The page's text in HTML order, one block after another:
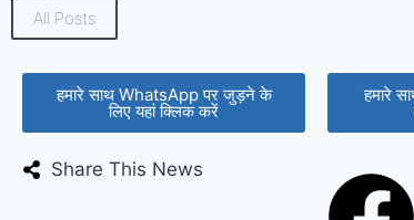
All Posts
हमारे साथ WhatsApp पर जुड़ने के
लिए यहां क्लिक करें
हमारे
Share This News